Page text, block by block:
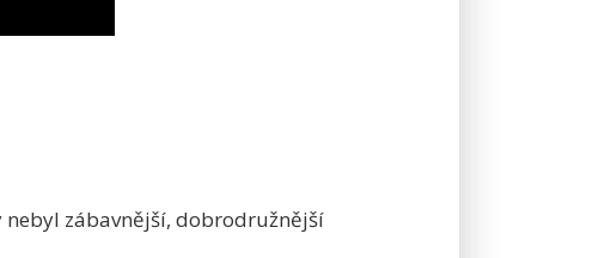
nebyl zábavnější, dobrodružnější